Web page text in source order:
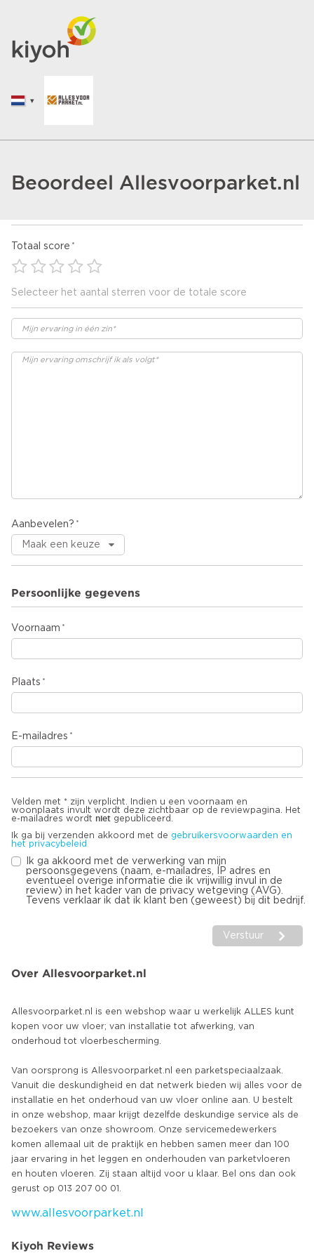
Beoordeel Allesvoorparket.nl
Totaal score
Selecteer het aantal sterren voor de totale score
Aanbevelen?
Persoonlijke gegevens
Voornaam
Plaats
E-mailadres
Velden met * zijn verplicht. Indien u een voornaam en
woonplaats invult wordt deze zichtbaar op de reviewpagina. Het
e-mailadres wordt niet gepubliceerd.
Ik ga bij verzenden akkoord met de gebruikersvoorwaarden en
het privacybeleid
Ik ga akkoord met de verwerking van mijn
persoonsgegevens (naam, e-mailadres, IP adres en
eventueel overige informatie die ik vrijwillig invul in de
review) in het kader van de privacy wetgeving (AVG).
Tevens verklaar ik dat ik klant ben (geweest) bij dit bedrijf.
Verstuur
Over Allesvoorparket.nl
Allesvoorparket.nl is een webshop waar u werkelijk ALLES kunt
kopen voor uw vloer; van installatie tot afwerking, van
onderhoud tot vloerbescherming.
Van oorsprong is Allesvoorparket.nl een parketspeciaalzaak.
Vanuit die deskundigheid en dat netwerk bieden wij alles voor de
installatie en het onderhoud van uw vloer online aan. U bestelt
in onze webshop, maar krijgt dezelfde deskundige service als de
bezoekers van onze showroom. Onze servicemedewerkers
komen allemaal uit de praktijk en hebben samen meer dan 100
jaar ervaring in het leggen en onderhouden van parketvloeren
en houten vloeren. Zij staan altijd voor u klaar. Bel ons dan ook
www.allesvoorparket.nl
Kiyoh Reviews